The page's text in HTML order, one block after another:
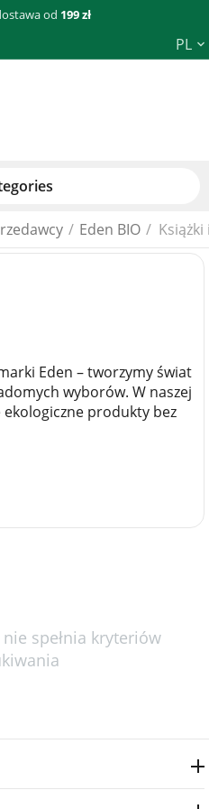
od 199 zł
PL
/ Eden BIO /
spełnia kryteriów
Eden – tworzymy świat
wyborów. W naszej
ekologiczne produkty bez